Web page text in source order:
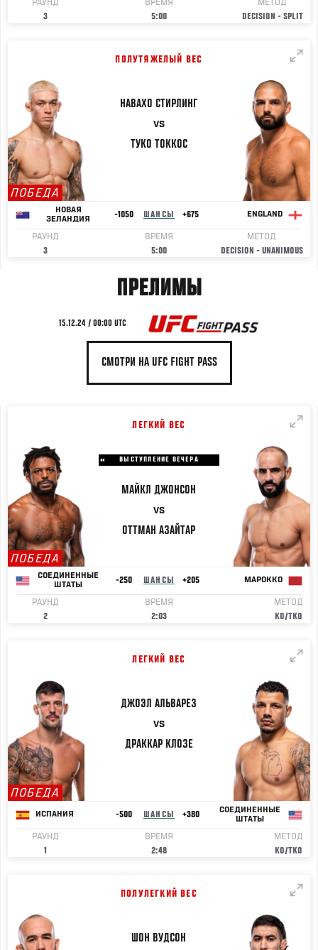
РАУНД
3
ВРЕМЯ
5:00
МЕТОД
DECISION - SPLIT
ПОЛУТЯЖЕЛЫЙ ВЕС
ПОБЕДА
НАВАХО СТИРЛИНГ
VS
ТУКО ТОККОС
НОВАЯ
ЗЕЛАНДИЯ
-1050 ШАНСЫ +675 ENGLAND
РАУНД
3
ВРЕМЯ
5:00
МЕТОД
DECISION - UNANIMOUS
ПРЕЛИМЫ
15.12.24 / 00:00 UTC
СМОТРИ НА UFC FIGHT PASS
ЛЕГКИЙ ВЕС
ПОБЕДА
ВЫСТУПЛЕНИЕ ВЕЧЕРА
МАЙКЛ ДЖОНСОН
VS
ОТТМАН АЗАЙТАР
СОЕДИНЕННЫЕ
ШТАТЫ
-250 ШАНСЫ +205 МАРОККО
РАУНД
2
ВРЕМЯ
2:03
МЕТОД
KO/TKO
ЛЕГКИЙ ВЕС
ПОБЕДА
ДЖОЭЛ АЛЬВАРЕЗ
VS
ДРАККАР КЛОЗЕ
ИСПАНИЯ -500 ШАНСЫ +380
СОЕДИНЕННЫЕ
ШТАТЫ
РАУНД
1
ВРЕМЯ
2:48
МЕТОД
KO/TKO
ПОЛУЛЕГКИЙ ВЕС
ШОН ВУДСОН